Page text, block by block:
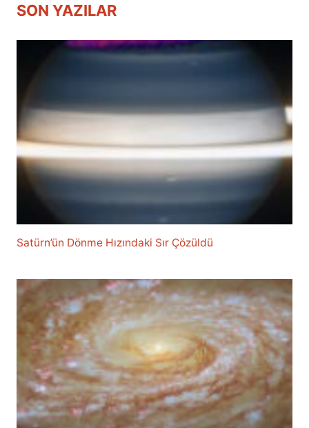
SON YAZILAR
Satürn’ün Dönme Hızındaki Sır Çözüldü